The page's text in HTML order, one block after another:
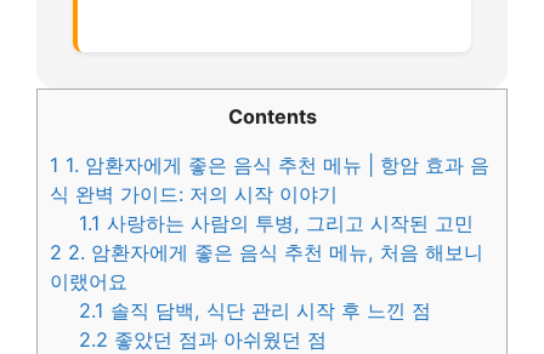
Contents
1 1. 암환자에게 좋은 음식 추천 메뉴 | 항암 효과 음
식 완벽 가이드: 저의 시작 이야기
1.1 사랑하는 사람의 투병, 그리고 시작된 고민
2 2. 암환자에게 좋은 음식 추천 메뉴, 처음 해보니
이랬어요
2.1 솔직 담백, 식단 관리 시작 후 느낀 점
2.2 좋았던 점과 아쉬웠던 점